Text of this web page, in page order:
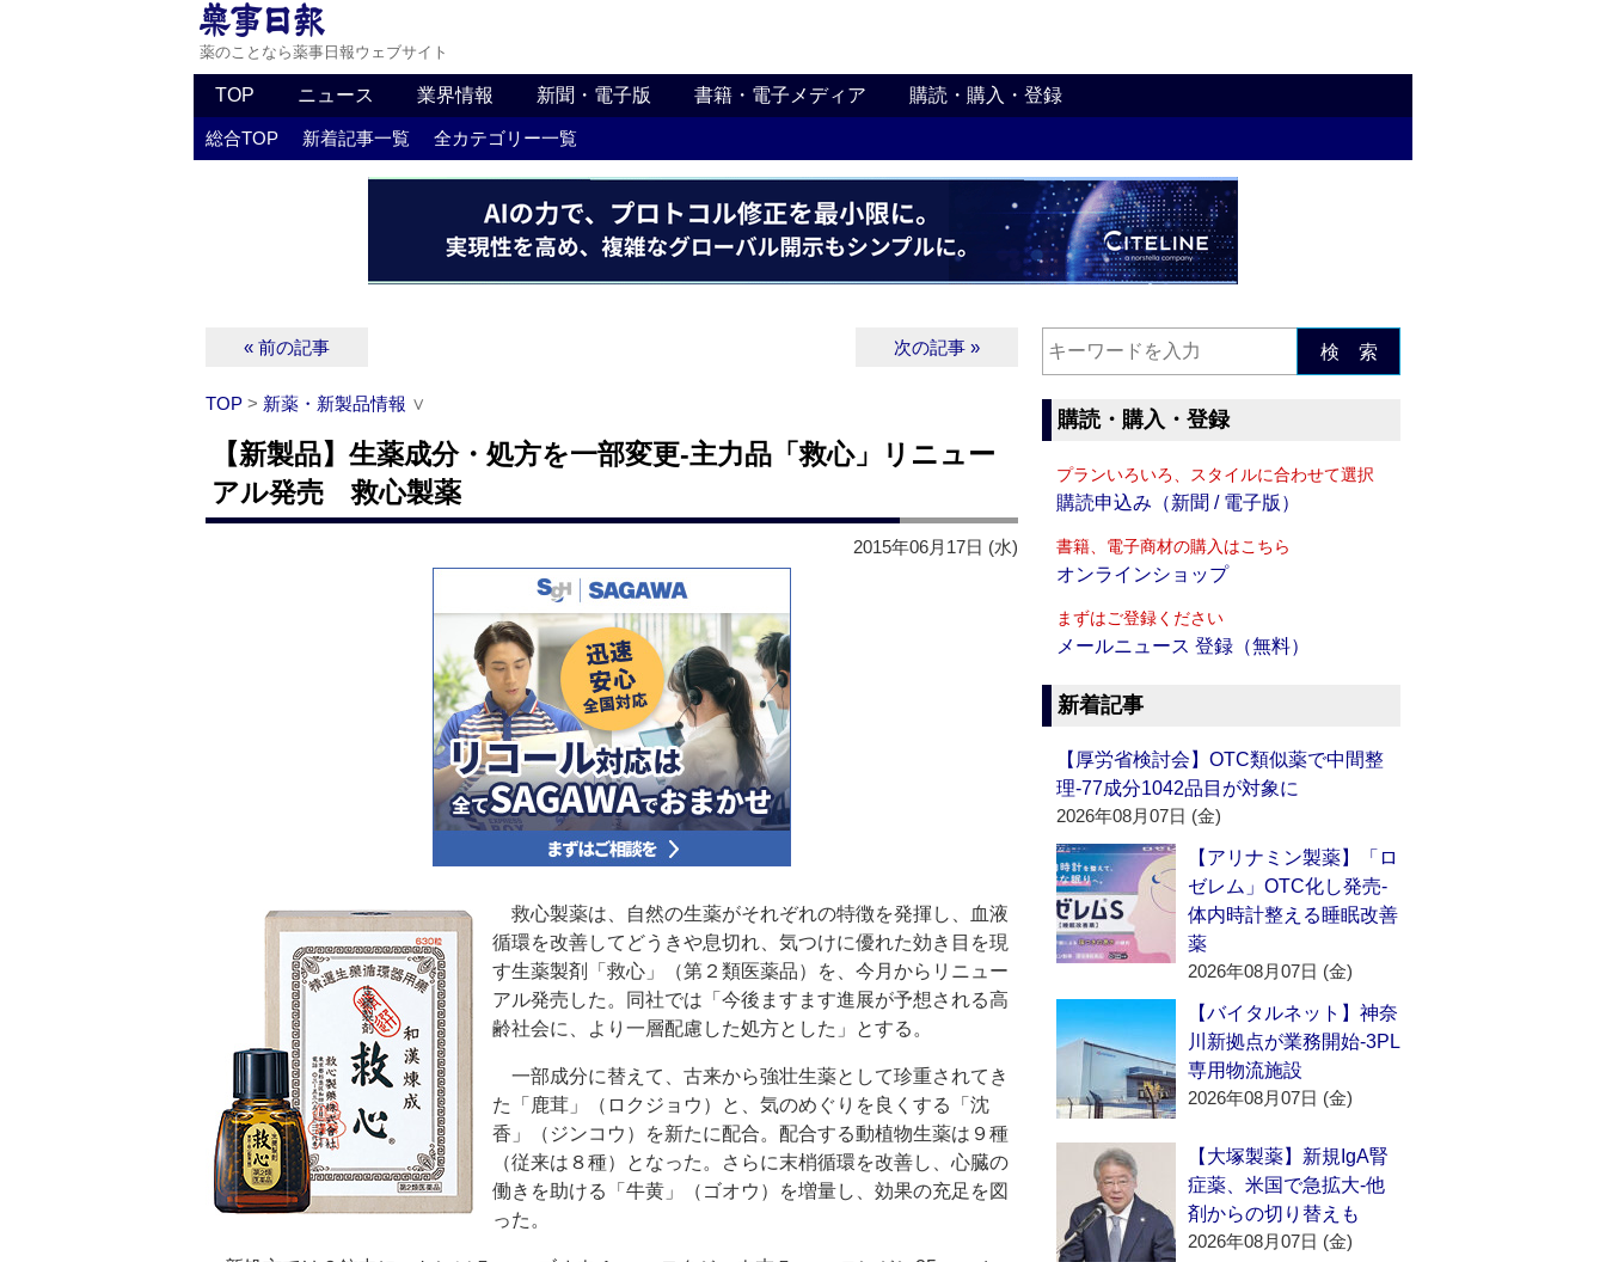
薬のことなら薬事日報ウェブサイト
TOP ニュース 業界情報 新聞・電子版 書籍・電子メディア 購読・購入・登録
総合TOP 新着記事一覧 全カテゴリー一覧
« 前の記事 次の記事 »
TOP > 新薬・新製品情報 ∨
【新製品】生薬成分・処方を一部変更‐主力品「救心」リニュー
アル発売 救心製薬
2015年06月17日 (水)
救心製薬は、自然の生薬がそれぞれの特徴を発揮し、血液
循環を改善してどうきや息切れ、気つけに優れた効き目を現
す生薬製剤「救心」（第２類医薬品）を、今月からリニュー
アル発売した。同社では「今後ますます進展が予想される高
齢社会に、より一層配慮した処方とした」とする。
一部成分に替えて、古来から強壮生薬として珍重されてき
た「鹿茸」（ロクジョウ）と、気のめぐりを良くする「沈
香」（ジンコウ）を新たに配合。配合する動植物生薬は９種
（従来は８種）となった。さらに末梢循環を改善し、心臓の
働きを助ける「牛黄」（ゴオウ）を増量し、効果の充足を図
った。
検 索
購読・購入・登録
プランいろいろ、スタイルに合わせて選択
購読申込み（新聞 / 電子版）
書籍、電子商材の購入はこちら
オンラインショップ
まずはご登録ください
メールニュース 登録（無料）
新着記事
【厚労省検討会】OTC類似薬で中間整
理‐77成分1042品目が対象に
2026年08月07日 (金)
【アリナミン製薬】「ロ
ゼレム」OTC化し発売‐
体内時計整える睡眠改善
薬
2026年08月07日 (金)
【バイタルネット】神奈
川新拠点が業務開始‐3PL
専用物流施設
2026年08月07日 (金)
【大塚製薬】新規IgA腎
症薬、米国で急拡大‐他
剤からの切り替えも
2026年08月07日 (金)